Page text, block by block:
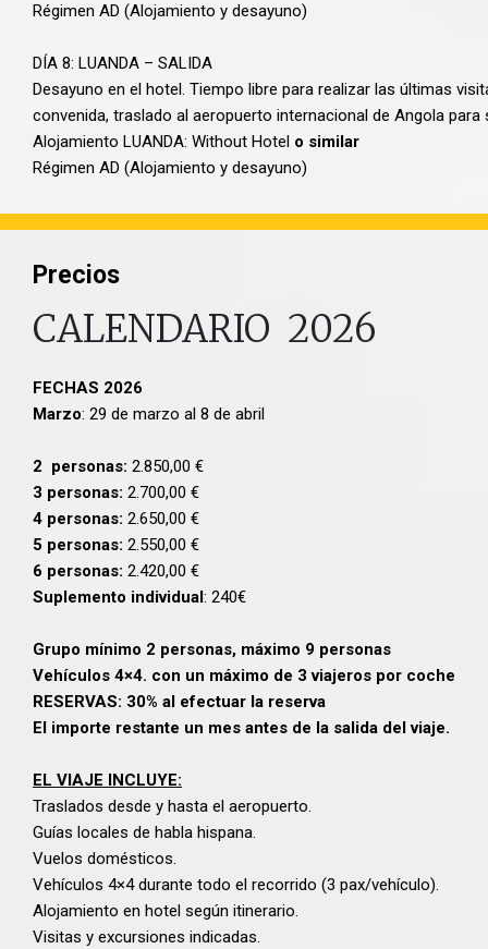
Régimen AD (Alojamiento y desayuno)
DÍA 8: LUANDA – SALIDA
Desayuno en el hotel. Tiempo libre para realizar las últimas
convenida, traslado al aeropuerto internacional de Angola
Alojamiento LUANDA: Without Hotel o similar
Régimen AD (Alojamiento y desayuno)
Precios
CALENDARIO 2026
FECHAS 2026
Marzo: 29 de marzo al 8 de abril
2 personas: 2.850,00 €
3 personas: 2.700,00 €
4 personas: 2.650,00 €
5 personas: 2.550,00 €
6 personas: 2.420,00 €
Suplemento individual : 240€
Grupo mínimo 2 personas, máximo 9 personas
Vehículos 4×4. con un máximo de 3 viajeros por coche
RESERVAS: 30% al efectuar la reserva
El importe restante un mes antes de la salida del viaje.
EL VIAJE INCLUYE:
Traslados desde y hasta el aeropuerto.
Guías locales de habla hispana.
Vuelos domésticos.
Vehículos 4×4 durante todo el recorrido (3 pax/vehículo).
Alojamiento en hotel según itinerario.
Visitas y excursiones indicadas.